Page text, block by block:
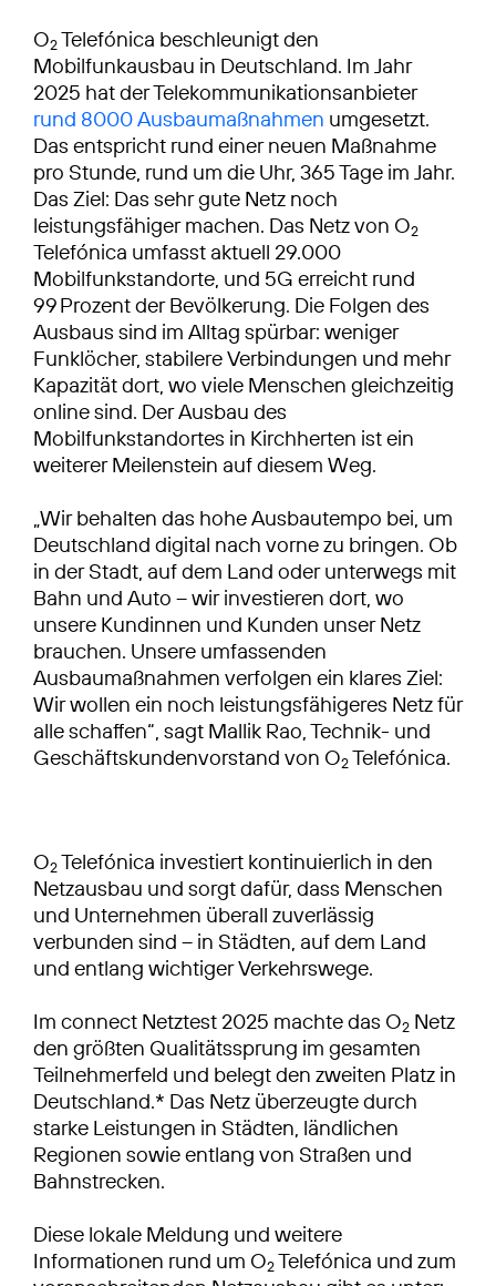
O2Telefónica beschleunigt den
Mobilfunkausbau in Deutschland. Im Jahr
2025 hat der Telekommunikationsanbieter
rund 8000 Ausbaumaßnahmen umgesetzt.
Das entspricht rund einer neuen Maßnahme
pro Stunde, rund um die Uhr, 365 Tage im Jahr.
Das Ziel: Das sehr gute Netz noch
leistungsfähiger machen. Das Netz von O2
Telefónica umfasst aktuell 29.000
Mobilfunkstandorte, und 5G erreicht rund
99 Prozent der Bevölkerung. Die Folgen des
Ausbaus sind im Alltag spürbar: weniger
Funklöcher, stabilere Verbindungen und mehr
Kapazität dort, wo viele Menschen gleichzeitig
online sind. Der Ausbau des
Mobilfunkstandortes in Kirchherten ist ein
weiterer Meilenstein auf diesem Weg.
„Wir behalten das hohe Ausbautempo bei, um
Deutschland digital nach vorne zu bringen. Ob
in der Stadt, auf dem Land oder unterwegs mit
Bahn und Auto – wir investieren dort, wo
unsere Kundinnen und Kunden unser Netz
brauchen. Unsere umfassenden
Ausbaumaßnahmen verfolgen ein klares Ziel:
Wir wollen ein noch leistungsfähigeres Netz für
alle schaffen“, sagt Mallik Rao, Technik- und
Geschäftskundenvorstand von O2Telefónica.
O2Telefónica investiert kontinuierlich in den
Netzausbau und sorgt dafür, dass Menschen
und Unternehmen überall zuverlässig
verbunden sind – in Städten, auf dem Land
und entlang wichtiger Verkehrswege.
Im connect Netztest 2025 machte das O2 Netz
den größten Qualitätssprung im gesamten
Teilnehmerfeld und belegt den zweiten Platz in
Deutschland.* Das Netz überzeugte durch
starke Leistungen in Städten, ländlichen
Regionen sowie entlang von Straßen und
Bahnstrecken.
Diese lokale Meldung und weitere
Informationen rund um O2Telefónica und zum